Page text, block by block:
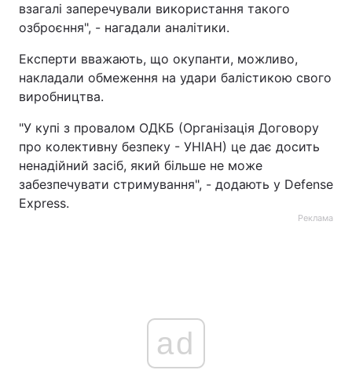
взагалі заперечували використання такого
озброєння", - нагадали аналітики.
Експерти вважають, що окупанти, можливо,
накладали обмеження на удари балістикою свого
виробництва.
"У купі з провалом ОДКБ (Організація Договору
про колективну безпеку - УНІАН) це дає досить
ненадійний засіб, який більше не може
забезпечувати стримування", - додають у Defense
Express.
Реклама
ad